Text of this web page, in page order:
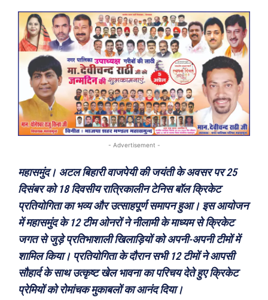
- Advertisement -
महासमुंद। अटल बिहारी वाजपेयी की जयंती के अवसर पर 25
दिसंबर को 18 दिवसीय रात्रिकालीन टेनिस बॉल क्रिकेट
प्रतियोगिता का भव्य और उत्साहपूर्ण समापन हुआ। इस आयोजन
में महासमुंद के 12 टीम ओनरों ने नीलामी के माध्यम से क्रिकेट
जगत से जुड़े प्रतिभाशाली खिलाड़ियों को अपनी-अपनी टीमों में
शामिल किया। प्रतियोगिता के दौरान सभी 12 टीमों ने आपसी
सौहार्द के साथ उत्कृष्ट खेल भावना का परिचय देते हुए क्रिकेट
प्रेमियों को रोमांचक मुकाबलों का आनंद दिया।